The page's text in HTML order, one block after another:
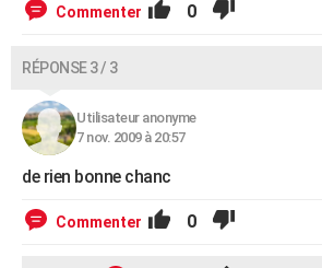
Commenter 0
RÉPONSE 3 / 3
Utilisateur anonyme
7 nov. 2009 à 20:57
de rien bonne chanc
Commenter 0